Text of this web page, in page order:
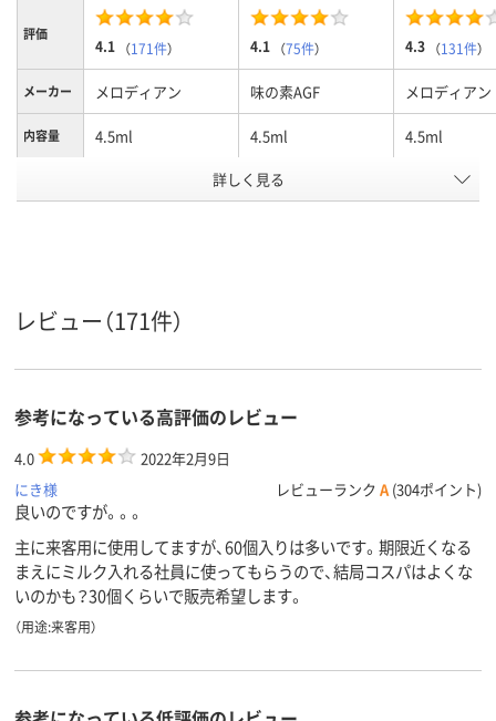
評価
4.1 （171件） 4.1 （75件） 4.3 （131件）
メーカー メロディアン 味の素AGF メロディアン
内容量 4.5ml 4.5ml 4.5ml
20 40
詳しく見る
レビュー（171件）
参考になっている高評価のレビュー
4.0
2022年2月9日
にき様
レビューランク A (304ポイント)
良いのですが。。。
主に来客用に使用してますが、60個入りは多いです。期限近くなる
まえにミルク入れる社員に使ってもらうので、結局コスパはよくな
いのかも？30個くらいで販売希望します。
（用途:来客用）